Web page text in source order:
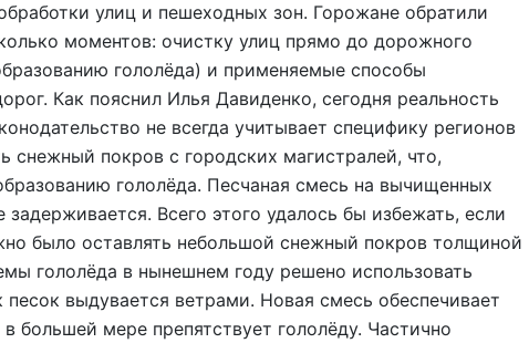
улиц и пешеходных зон. Горожане обратили
моментов: очистку улиц прямо до дорожного
гололёда) и применяемые способы
Как пояснил Илья Давиденко, сегодня реальность
не всегда учитывает специфику регионов
снежный покров с городских магистралей, что,
гололёда. Песчаная смесь на вычищенных
Всего этого удалось бы избежать, если
было оставлять небольшой снежный покров толщиной
гололёда в нынешнем году решено использовать
выдувается ветрами. Новая смесь обеспечивает
большей мере препятствует гололёду. Частично